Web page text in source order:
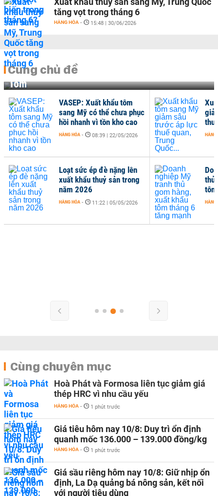
tăng vọt trong tháng 6
HÀNG HÓA - 15:48 | 30/06/2026
Cùng chủ đề
Tôm
thủ
HÀNG
VASEP: Xuất khẩu tôm
sang Mỹ có thể chưa phục
hồi nhanh vì tồn kho cao
HÀNG HÓA - 08:39 | 22/05/2026
Loạt sức ép đè nặng lên
xuất khẩu thuỷ sản trong
năm 2026
HÀNG HÓA - 11:22 | 05/05/2026
HÀNG
Cùng chuyên mục
Hoà Phát và Formosa liên tục giảm giá
thép HRC vì nhu cầu yếu
HÀNG HÓA - 1 phút trước
Giá tiêu hôm nay 10/8: Duy trì ổn định
quanh mốc 136.000 – 139.000 đồng/kg
HÀNG HÓA - 1 phút trước
Giá sầu riêng hôm nay 10/8: Giữ nhịp ổn
định, La Dạ quảng bá nông sản, kết nối
với người tiêu dùng